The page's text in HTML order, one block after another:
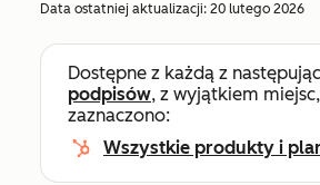
Data ostatniej aktualizacji: 20 lutego 2026
Dostępne z każdą z
podpisów, z wyjątkiem
zaznaczono:
Wszystkie produkty i